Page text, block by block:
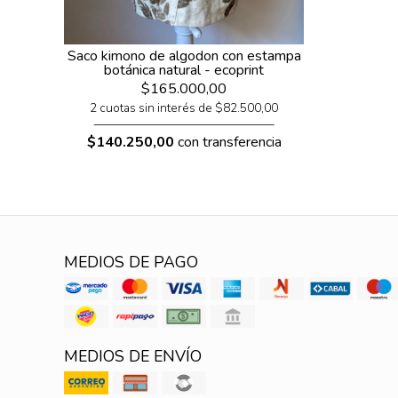
Saco kimono de algodon con estampa
botánica natural - ecoprint
$165.000,00
2 cuotas sin interés de $82.500,00
$140.250,00 con transferencia
MEDIOS DE PAGO
MEDIOS DE ENVÍO